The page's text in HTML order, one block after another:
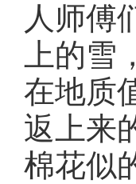
人师傅
上的
在地质
返上来
棉花似